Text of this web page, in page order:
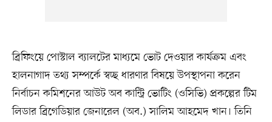
ব্রিফিংয়ে পোস্টাল ব্যালটের মাধ্যমে ভোট দেওয়ার কার্যক্রম এবং
হালনাগাদ তথ্য সম্পর্কে স্বচ্ছ ধারণার বিষয়ে উপস্থাপনা করেন
নির্বাচন কমিশনের আউট অব কান্ট্রি ভোটিং (ওসিভি) প্রকল্পের টিম
লিডার ব্রিগেডিয়ার জেনারেল (অব.) সালিম আহমেদ খান। তিনি